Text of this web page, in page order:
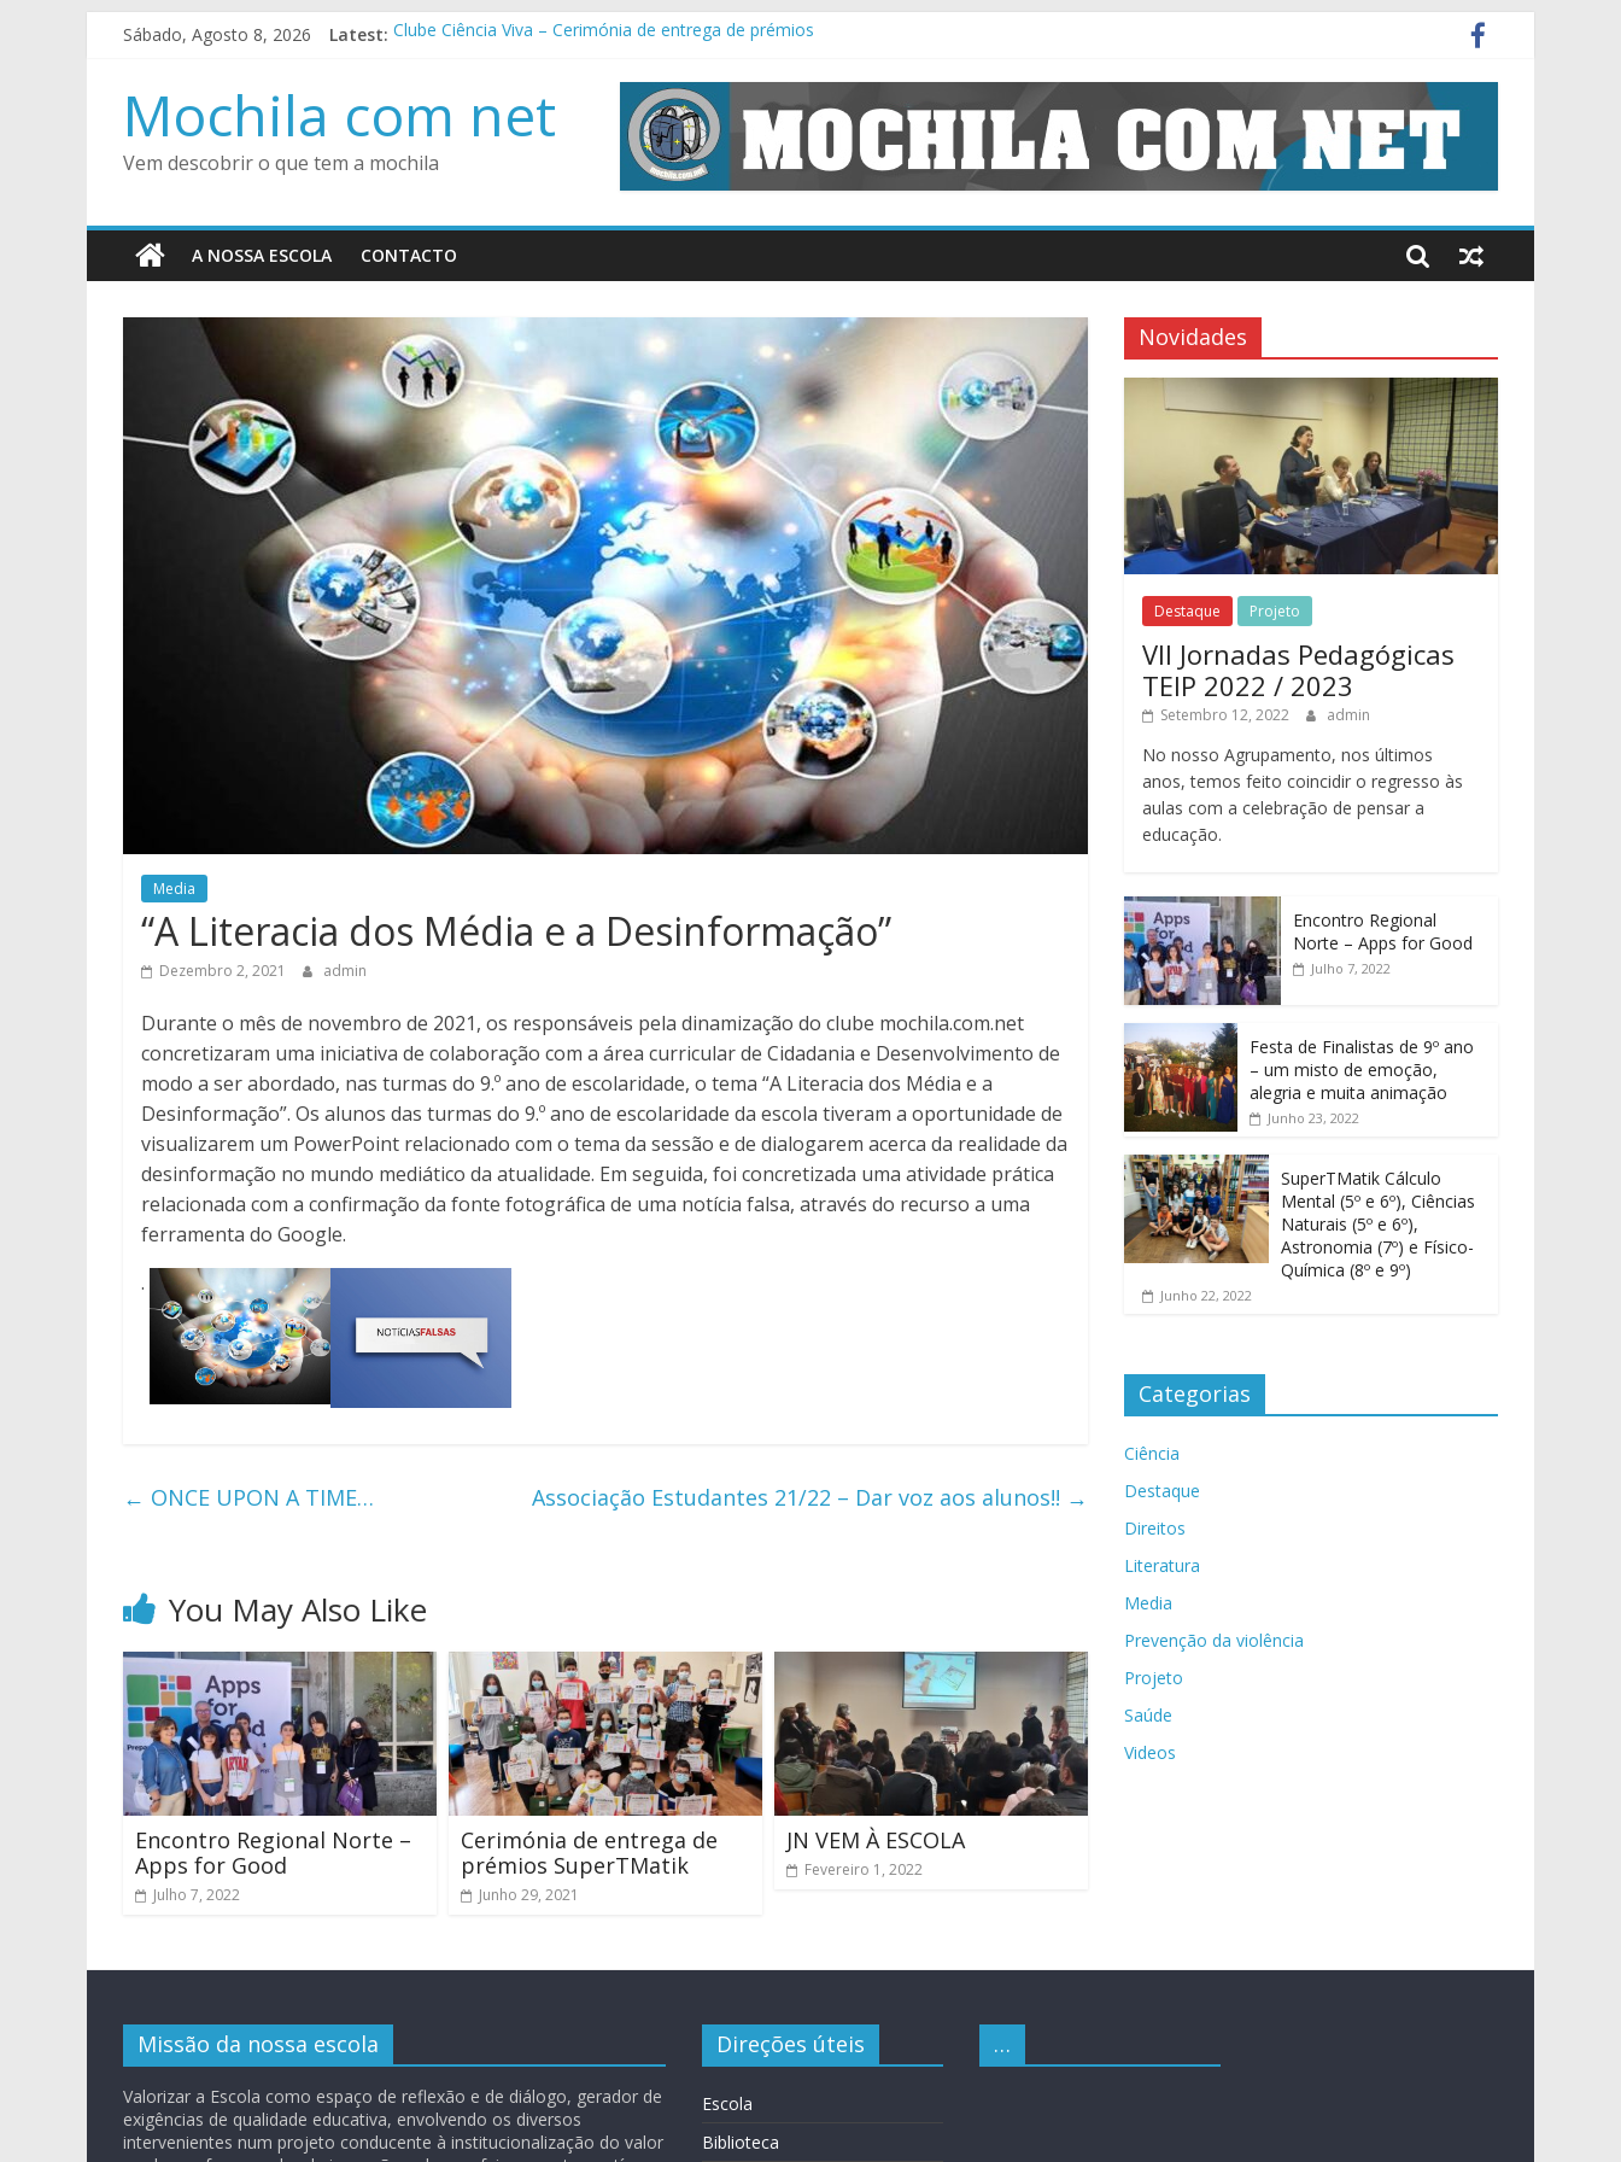
Sábado, Agosto 8, 2026 Latest: Clube Ciência Viva – Cerimónia de entrega de prémios
Encontro Regional Norte – Apps for Good
Festa de Finalistas de 9º ano – um misto de emoção, alegria e muita animação
SuperTMatik Cálculo Mental (5º e 6º), Ciências Naturais (5º e 6º), Astronomia (7º) e Físico-Química (8º e 9º)
Mochila com net
Vem descobrir o que tem a mochila
A NOSSA ESCOLA CONTACTO
Media
“A Literacia dos Média e a Desinformação”
Dezembro 2, 2021 admin
Durante o mês de novembro de 2021, os responsáveis pela dinamização do clube mochila.com.net
concretizaram uma iniciativa de colaboração com a área curricular de Cidadania e Desenvolvimento de
modo a ser abordado, nas turmas do 9.º ano de escolaridade, o tema “A Literacia dos Média e a
Desinformação”. Os alunos das turmas do 9.º ano de escolaridade da escola tiveram a oportunidade de
visualizarem um PowerPoint relacionado com o tema da sessão e de dialogarem acerca da realidade da
desinformação no mundo mediático da atualidade. Em seguida, foi concretizada uma atividade prática
relacionada com a confirmação da fonte fotográfica de uma notícia falsa, através do recurso a uma
ferramenta do Google.
.
← ONCE UPON A TIME… Associação Estudantes 21/22 – Dar voz aos alunos!! →
You May Also Like
Encontro Regional Norte –
Apps for Good
Julho 7, 2022
Cerimónia de entrega de
prémios SuperTMatik
Junho 29, 2021
JN VEM À ESCOLA
Fevereiro 1, 2022
Novidades
Destaque Projeto
VII Jornadas Pedagógicas
TEIP 2022 / 2023
Setembro 12, 2022 admin
No nosso Agrupamento, nos últimos
anos, temos feito coincidir o regresso às
aulas com a celebração de pensar a
educação.
Encontro Regional
Norte – Apps for Good
Julho 7, 2022
Festa de Finalistas de 9º ano
– um misto de emoção,
alegria e muita animação
Junho 23, 2022
SuperTMatik Cálculo
Mental (5º e 6º), Ciências
Naturais (5º e 6º),
Astronomia (7º) e Físico-
Química (8º e 9º)
Junho 22, 2022
Categorias
Ciência
Destaque
Direitos
Literatura
Media
Prevenção da violência
Projeto
Saúde
Videos
Missão da nossa escola
Valorizar a Escola como espaço de reflexão e de diálogo, gerador de
exigências de qualidade educativa, envolvendo os diversos
intervenientes num projeto conducente à institucionalização do valor
Direções úteis
Escola
Biblioteca
…